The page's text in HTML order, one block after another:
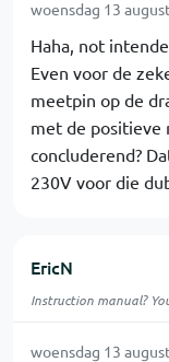
woensdag 13
Haha, not
Even voor de
meetpin op de
met de positieve
concluderend?
230V voor die
EricN
Instruction manual?
woensdag 13